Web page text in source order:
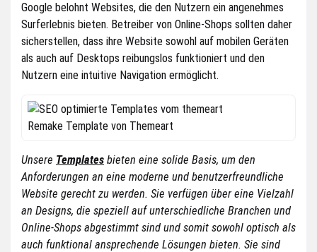
Google belohnt Websites, die den Nutzern ein angenehmes
Surferlebnis bieten. Betreiber von Online-Shops sollten daher
sicherstellen, dass ihre Website sowohl auf mobilen Geräten
als auch auf Desktops reibungslos funktioniert und den
Nutzern eine intuitive Navigation ermöglicht.
Remake Template von Themeart
Unsere Templates bieten eine solide Basis, um den
Anforderungen an eine moderne und benutzerfreundliche
Website gerecht zu werden. Sie verfügen über eine Vielzahl
an Designs, die speziell auf unterschiedliche Branchen und
Online-Shops abgestimmt sind und somit sowohl optisch als
auch funktional ansprechende Lösungen bieten. Sie sind